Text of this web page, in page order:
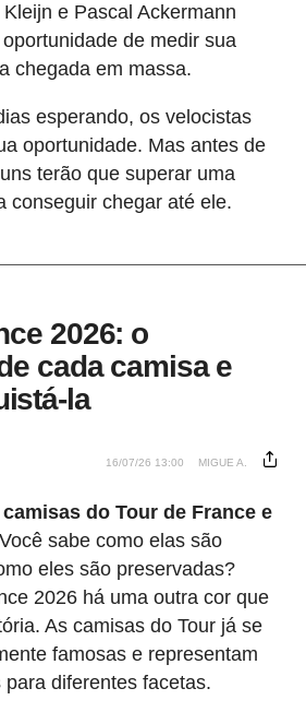
e Pascal Ackermann
de medir sua
chegada em massa.
esperando, os velocistas
oportunidade. Mas antes de
terão que superar uma
conseguir chegar até ele.
2026: o
cada camisa e
la
16/07/26 13:00 MIGUE A.
do Tour de France e
sabe como elas são
eles são preservadas?
2026 há uma outra cor que
As camisas do Tour já se
famosas e representam
diferentes facetas.